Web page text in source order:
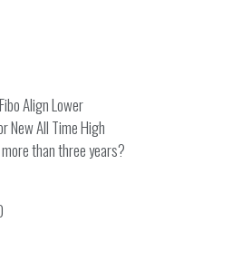
Align Lower
New All Time High
than three years?